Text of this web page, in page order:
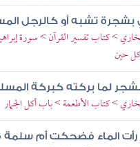
بشجرة تشبه أو كالرجل
> كتاب تفسير القرآن > سورة
كل حين
لما بركته كبركة
> كتاب الأطعمة > باب أكل الجمار
رأت الماء فضحكت أم سلمة